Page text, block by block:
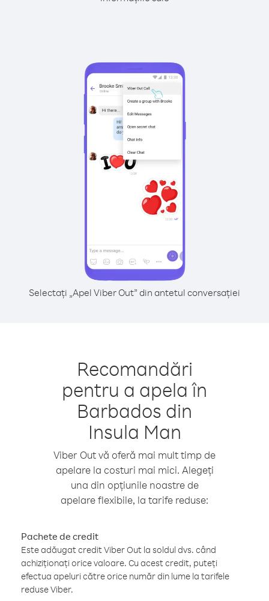
Selectați „Apel Viber Out” din antetul conversației
Recomandări
pentru a apela în
Barbados din
Insula Man
Viber Out vă oferă mai mult timp de
apelare la costuri mai mici. Alegeți
una din opțiunile noastre de
apelare flexibile, la tarife reduse:
Pachete de credit
Este adăugat credit Viber Out la soldul dvs. când
achiziționați orice valoare. Cu acest credit, puteți
efectua apeluri către orice număr din lume la tarifele
reduse Viber.